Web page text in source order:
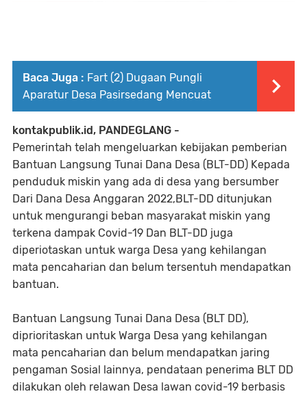
Baca Juga : Fart (2) Dugaan Pungli
Aparatur Desa Pasirsedang Mencuat
kontakpublik.id, PANDEGLANG -
Pemerintah telah mengeluarkan kebijakan pemberian
Bantuan Langsung Tunai Dana Desa (BLT-DD) Kepada
penduduk miskin yang ada di desa yang bersumber
Dari Dana Desa Anggaran 2022,BLT-DD ditunjukan
untuk mengurangi beban masyarakat miskin yang
terkena dampak Covid-19 Dan BLT-DD juga
diperiotaskan untuk warga Desa yang kehilangan
mata pencaharian dan belum tersentuh mendapatkan
bantuan.
Bantuan Langsung Tunai Dana Desa (BLT DD),
diprioritaskan untuk Warga Desa yang kehilangan
mata pencaharian dan belum mendapatkan jaring
pengaman Sosial lainnya, pendataan penerima BLT DD
dilakukan oleh relawan Desa lawan covid-19 berbasis